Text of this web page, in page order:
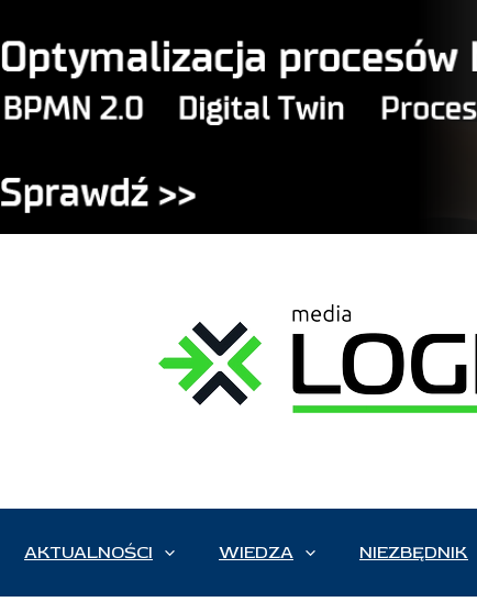
AKTUALNOŚCI WIEDZA NIEZBĘDNIK